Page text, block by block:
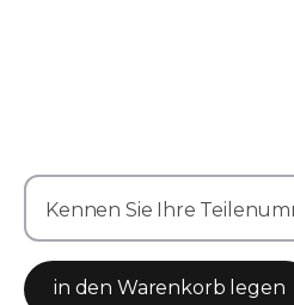
in den Warenkorb legen